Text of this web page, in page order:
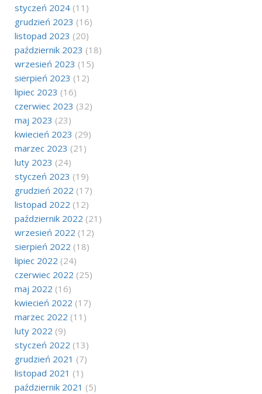
styczeń 2024 (11)
grudzień 2023 (16)
listopad 2023 (20)
październik 2023 (18)
wrzesień 2023 (15)
sierpień 2023 (12)
lipiec 2023 (16)
czerwiec 2023 (32)
maj 2023 (23)
kwiecień 2023 (29)
marzec 2023 (21)
luty 2023 (24)
styczeń 2023 (19)
grudzień 2022 (17)
listopad 2022 (12)
październik 2022 (21)
wrzesień 2022 (12)
sierpień 2022 (18)
lipiec 2022 (24)
czerwiec 2022 (25)
maj 2022 (16)
kwiecień 2022 (17)
marzec 2022 (11)
luty 2022 (9)
styczeń 2022 (13)
grudzień 2021 (7)
listopad 2021 (1)
październik 2021 (5)